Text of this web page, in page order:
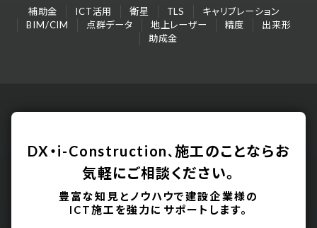
現場実績記事（林道新設工事現場でのICT掘削工）をア
ップいたしました。
補助金 ICT活用 衛星 TLS
キャリブレーション
BIM/CIM
点群データ 地上レーザー 精度
出来形
助成金
DX・i-Construction、 施工のことならお
気軽にご相談ください。
豊富な知見とノウハウで建設企業様の
ICT施工を強力にサポートします。